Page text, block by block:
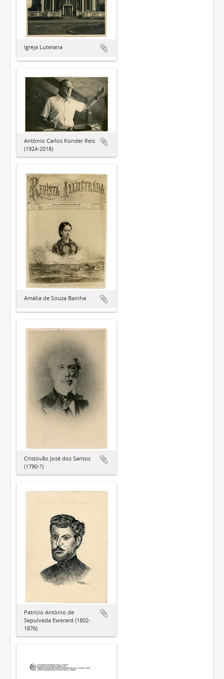
Igreja Luterana
Antônio Carlos Konder Reis
(1924-2018)
Amália de Souza Bainha
Cristóvão José dos Santos
(1790-?)
Patricio Antônio de
Sepulveda Ewerard (1802-
1876)